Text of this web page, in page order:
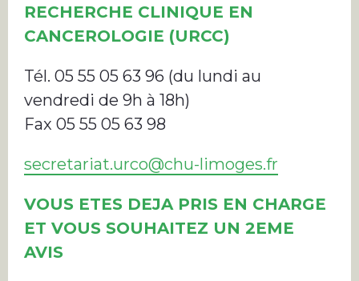
RECHERCHE CLINIQUE EN
CANCEROLOGIE (URCC)
Tél. 05 55 05 63 96 (du lundi au
vendredi de 9h à 18h)
Fax 05 55 05 63 98
secretariat.urco@chu-limoges.fr
VOUS ETES DEJA PRIS EN CHARGE
ET VOUS SOUHAITEZ UN 2EME
AVIS